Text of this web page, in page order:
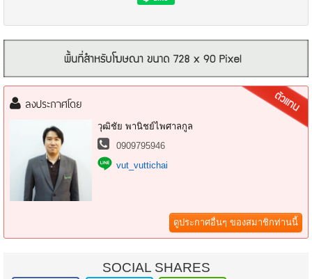
- สวนสามพราน
- โรงเรียนยอแซฟอุปถัมภ์
- วัดสามพราน
- โลตัสสามพรา
- รพ.มหาชัย 2
**ราคาขาย 8,100,000 บาท**
พิกัดสถานที่ https://maps.app.goo.gl/cRQnnNsE1tsLREvs9?g_st=al
ลงประกาศโดย
วุฒิชัย พานิชย์ไพศาลกูล
0909795946
vut_vuttichai
ดูประกาศอื่นๆ ของสมาชิกท่านนี้
SOCIAL SHARES